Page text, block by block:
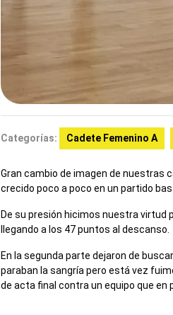
Categorías: Cadete Femenino A
Gran cambio de imagen de nuestras
crecido poco a poco en un partido
De su presión hicimos nuestra virtud
llegando a los 47 puntos al descanso.
En la segunda parte dejaron de
paraban la sangría pero está vez
de acta final contra un equipo que en